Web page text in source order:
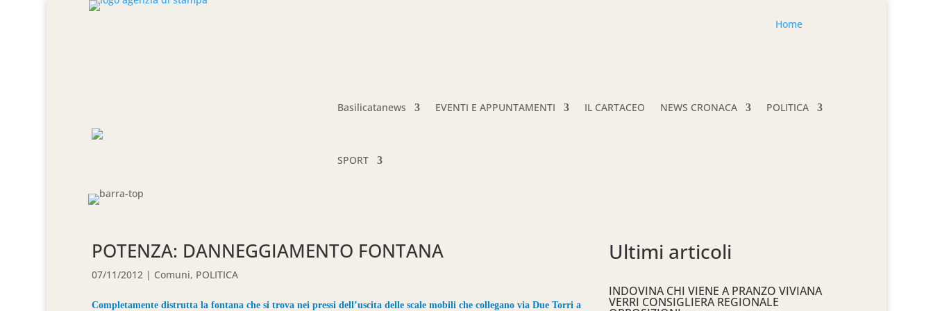
Home
Basilicatanews EVENTI E APPUNTAMENTI IL CARTACEO NEWS CRONACA POLITICA
SPORT
POTENZA: DANNEGGIAMENTO FONTANA
07/11/2012 | Comuni, POLITICA
Completamente distrutta la fontana che si trova nei pressi dell’uscita delle scale mobili che collegano via Due Torri a
Ultimi articoli
INDOVINA CHI VIENE A PRANZO VIVIANA
VERRI CONSIGLIERA REGIONALE